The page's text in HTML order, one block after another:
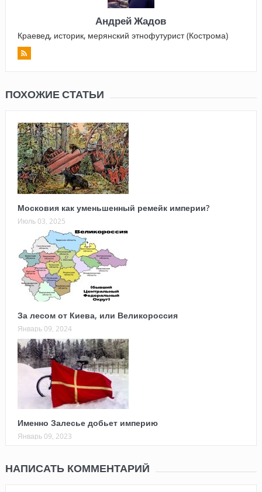
Андрей Жадов
Краевед, историк, мерянский этнофутурист (Кострома)
ПОХОЖИЕ СТАТЬИ
Московия как уменьшенный ремейк империи?
Июль 03, 2025
За лесом от Киева, или Великороссия
Январь 09, 2024
Именно Залесье добьет империю
Январь 09, 2023
НАПИСАТЬ КОММЕНТАРИЙ